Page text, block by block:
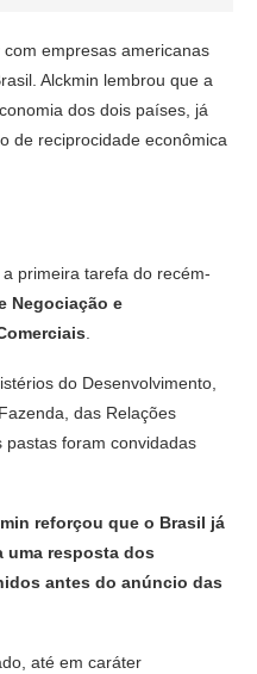
empresas americanas
Alckmin lembrou que a
dos dois países, já
de reciprocidade econômica
primeira tarefa do recém-
Negociação e
.
do Desenvolvimento,
das Relações
pastas foram convidadas
reforçou que o Brasil já
uma resposta dos
antes do anúncio das
até em caráter